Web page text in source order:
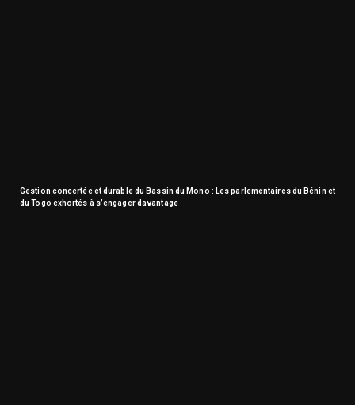
Gestion concertée et durable du Bassin du Mono : Les parlementaires du Bénin et
du Togo exhortés à s’engager davantage